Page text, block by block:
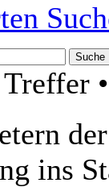
Treffer
ins